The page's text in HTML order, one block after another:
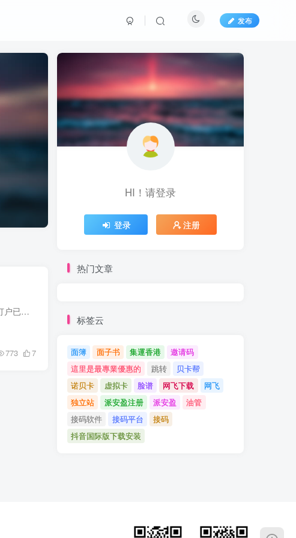
发布
截至2022年6月的数据，Netflix的流服务已经在全球拥有2.20亿个订阅用户，在美国的订户已达到7330万。其主要的竞争对手有Disney+、Hulu、HBO Max、Amazon Prime Video、YouTube Premium及Apple T...
773 7
HI！请登录
登录 注册
热门文章
标签云
面簿 面子书 集運香港
邀请码
這里是最專業優惠的
跳转
贝卡帮
诺贝卡
虚拟卡 脸谱 网飞下载
网飞
独立站
派安盈注册 派安盈
油管
接码软件
接码平台
接码
抖音国际版下载安装